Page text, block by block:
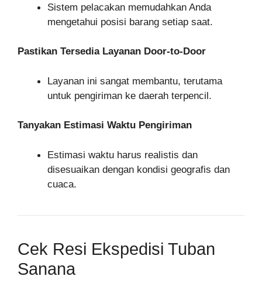
Sistem pelacakan memudahkan Anda
mengetahui posisi barang setiap saat.
Pastikan Tersedia Layanan Door-to-Door
Layanan ini sangat membantu, terutama
untuk pengiriman ke daerah terpencil.
Tanyakan Estimasi Waktu Pengiriman
Estimasi waktu harus realistis dan
disesuaikan dengan kondisi geografis dan
cuaca.
Cek Resi Ekspedisi Tuban
Sanana